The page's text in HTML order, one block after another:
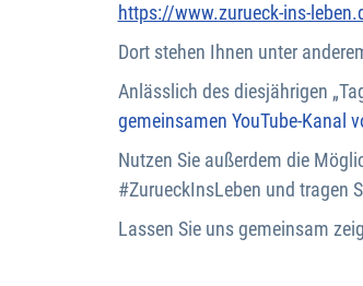
https://www.zurueck-ins-
Dort stehen Ihnen unter
Anlässlich des diesjährigen
gemeinsamen YouTube-Kanal
Nutzen Sie außerdem die
#ZurueckInsLeben und tragen
Lassen Sie uns gemeinsam